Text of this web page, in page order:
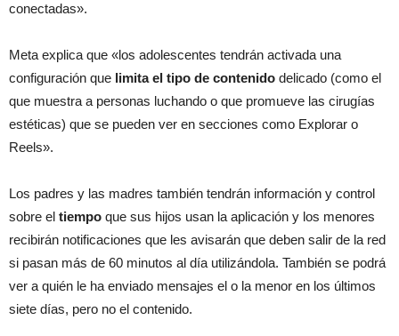
conectadas».
Meta explica que «los adolescentes tendrán activada una
configuración que limita el tipo de contenido delicado (como el
que muestra a personas luchando o que promueve las cirugías
estéticas) que se pueden ver en secciones como Explorar o
Reels».
Los padres y las madres también tendrán información y control
sobre el tiempo que sus hijos usan la aplicación y los menores
recibirán notificaciones que les avisarán que deben salir de la red
si pasan más de 60 minutos al día utilizándola. También se podrá
ver a quién le ha enviado mensajes el o la menor en los últimos
siete días, pero no el contenido.